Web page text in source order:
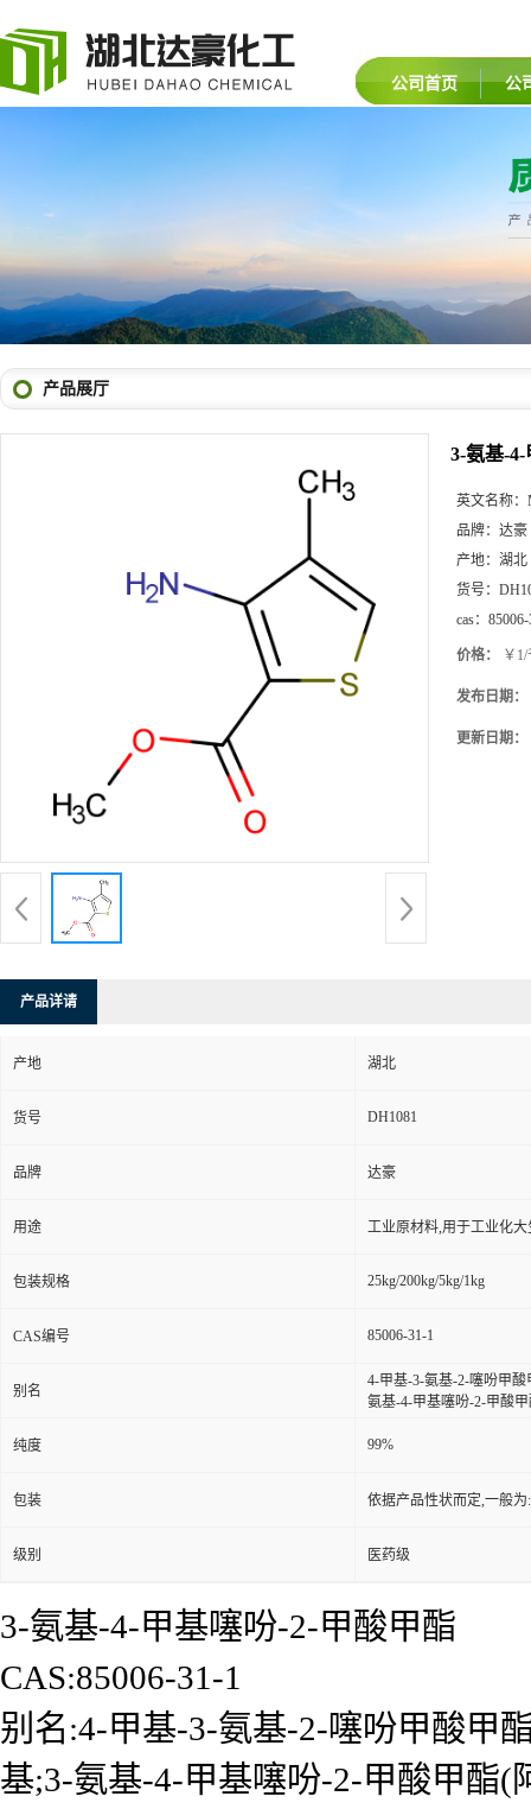
公司首页 公
产品展厅
3-氨基-
英文名称：
品牌： 达豪
产地： 湖北
货号：
cas：
价格： ￥
发布日期：
更新日期：
产品详请
产地 湖北
货号 DH1081
品牌 达豪
用途 工业原材料,用于工业化大
包装规格 25kg/200kg/5kg/1kg
CAS编号 85006-31-1
别名
4-甲基-3-氨基-2-噻吩甲
氨基-4-甲基噻吩-2-甲酸
纯度 99%
包装 依据产品性状而定,一般
级别 医药级
3-氨基-4-甲基噻吩-2-甲酸甲酯
CAS:85006-31-1
别名:4-甲基-3-氨基-2-噻吩甲酸甲
基;3-氨基-4-甲基噻吩-2-甲酸甲酯